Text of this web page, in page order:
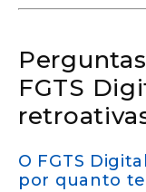
FGTS
O FGTS
por quanto